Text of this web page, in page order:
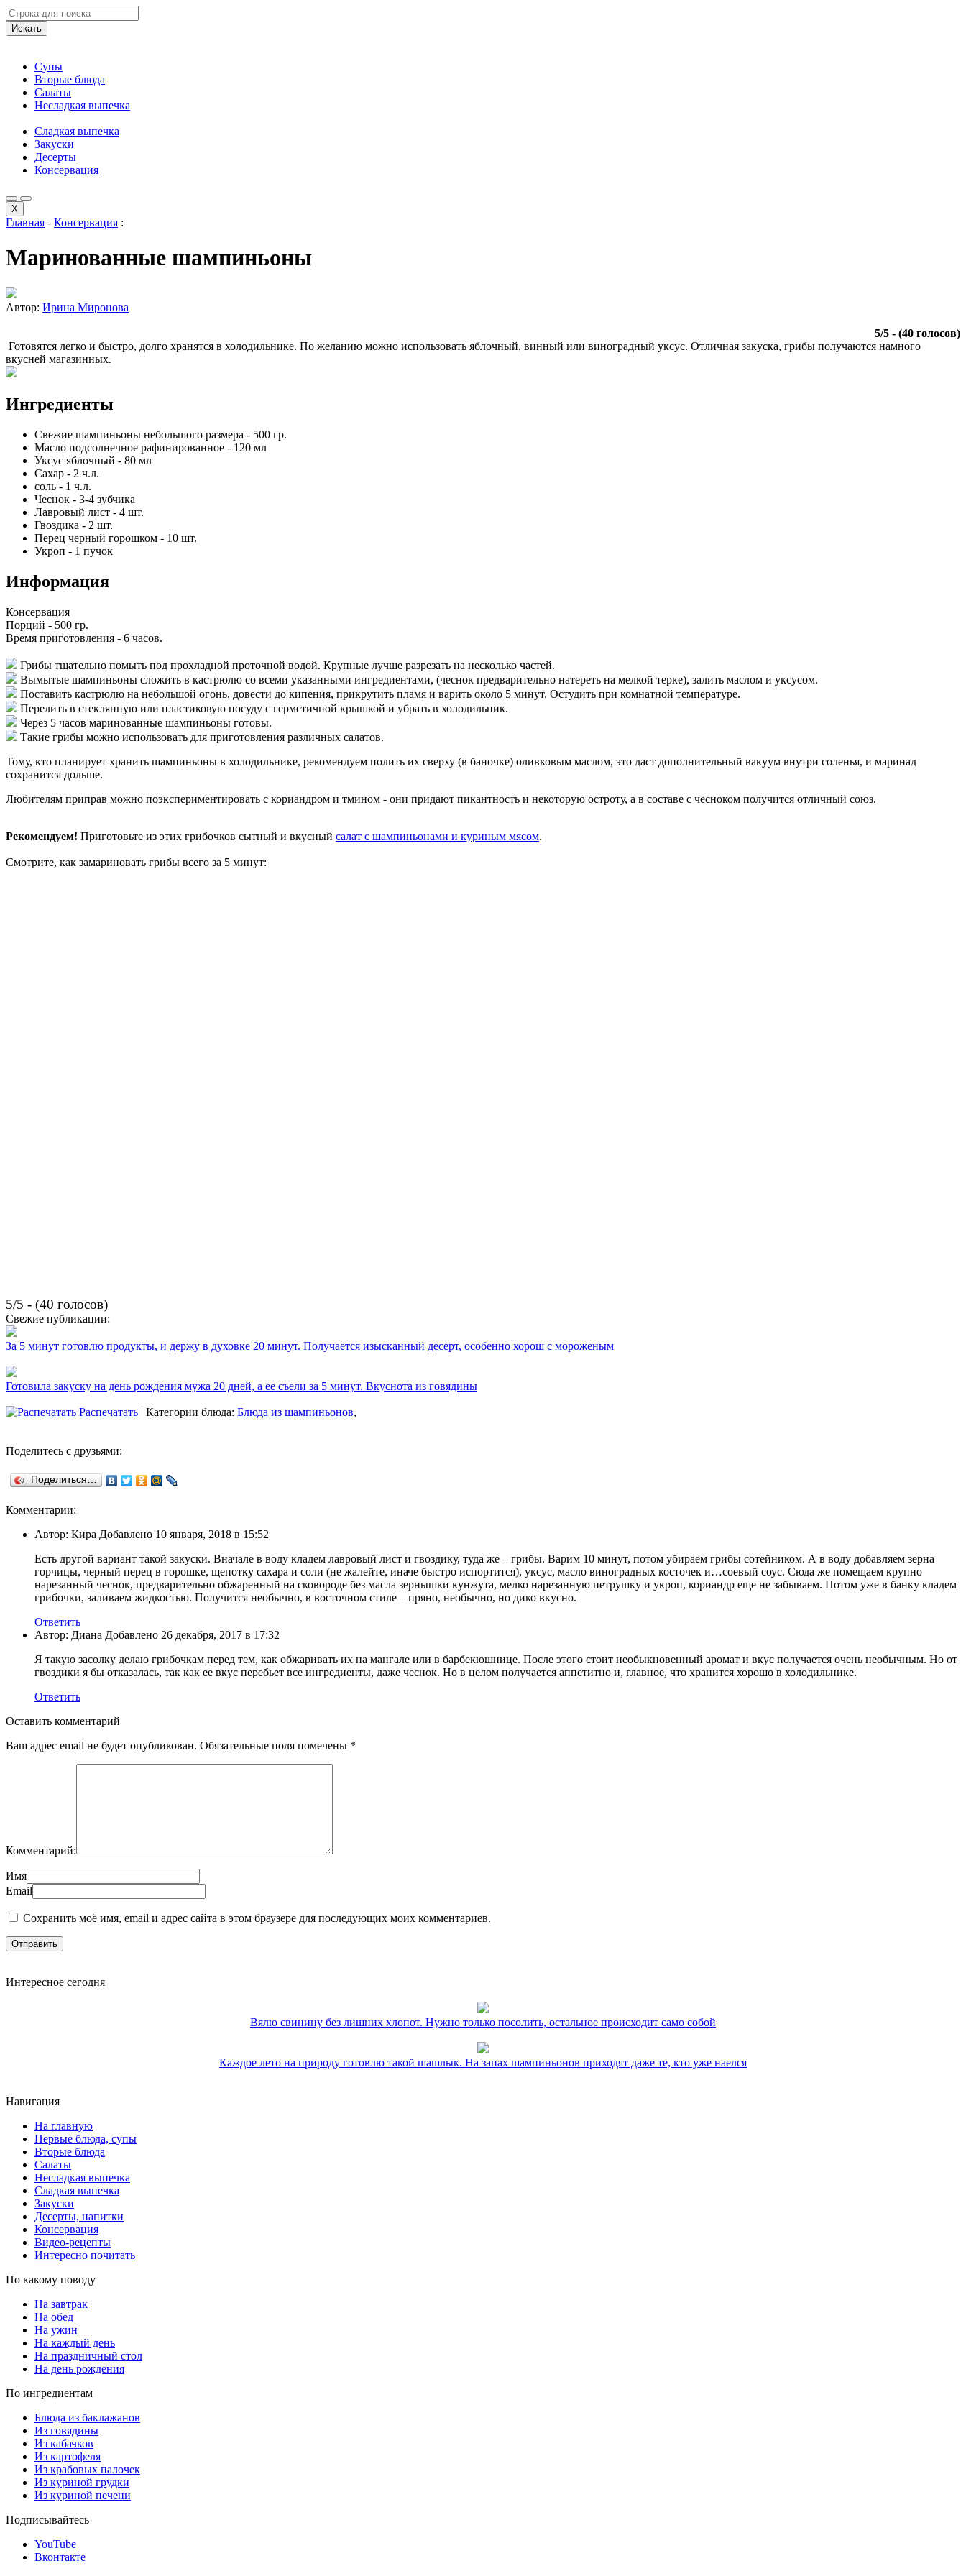
Искать
Супы
Вторые блюда
Салаты
Несладкая выпечка
Сладкая выпечка
Закуски
Десерты
Консервация
X
Главная - Консервация :
Маринованные шампиньоны
Автор: Ирина Миронова
5/5 - (40 голосов)
Готовятся легко и быстро, долго хранятся в холодильнике. По желанию можно использовать яблочный, винный или виноградный уксус. Отличная закуска, грибы получаются намного
вкусней магазинных.
Ингредиенты
Свежие шампиньоны небольшого размера - 500 гр.
Масло подсолнечное рафинированное - 120 мл
Уксус яблочный - 80 мл
Сахар - 2 ч.л.
соль - 1 ч.л.
Чеснок - 3-4 зубчика
Лавровый лист - 4 шт.
Гвоздика - 2 шт.
Перец черный горошком - 10 шт.
Укроп - 1 пучок
Информация
Консервация
Порций - 500 гр.
Время приготовления - 6 часов.
Грибы тщательно помыть под прохладной проточной водой. Крупные лучше разрезать на несколько частей.
Вымытые шампиньоны сложить в кастрюлю со всеми указанными ингредиентами, (чеснок предварительно натереть на мелкой терке), залить маслом и уксусом.
Поставить кастрюлю на небольшой огонь, довести до кипения, прикрутить пламя и варить около 5 минут. Остудить при комнатной температуре.
Перелить в стеклянную или пластиковую посуду с герметичной крышкой и убрать в холодильник.
Через 5 часов маринованные шампиньоны готовы.
Такие грибы можно использовать для приготовления различных салатов.
Тому, кто планирует хранить шампиньоны в холодильнике, рекомендуем полить их сверху (в баночке) оливковым маслом, это даст дополнительный вакуум внутри соленья, и маринад
сохранится дольше.
Любителям приправ можно поэкспериментировать с кориандром и тмином - они придают пикантность и некоторую остроту, а в составе с чесноком получится отличный союз.
Рекомендуем! Приготовьте из этих грибочков сытный и вкусный салат с шампиньонами и куриным мясом.
Смотрите, как замариновать грибы всего за 5 минут:
5/5 - (40 голосов)
Свежие публикации:
За 5 минут готовлю продукты, и держу в духовке 20 минут. Получается изысканный десерт, особенно хорош с мороженым
Готовила закуску на день рождения мужа 20 дней, а ее съели за 5 минут. Вкуснота из говядины
Распечатать | Категории блюда: Блюда из шампиньонов,
Поделитесь с друзьями:
Поделиться…
Комментарии:
Автор: Кира Добавлено 10 января, 2018 в 15:52
Есть другой вариант такой закуски. Вначале в воду кладем лавровый лист и гвоздику, туда же – грибы. Варим 10 минут, потом убираем грибы сотейником. А в воду добавляем зерна
горчицы, черный перец в горошке, щепотку сахара и соли (не жалейте, иначе быстро испортится), уксус, масло виноградных косточек и…соевый соус. Сюда же помещаем крупно
нарезанный чеснок, предварительно обжаренный на сковороде без масла зернышки кунжута, мелко нарезанную петрушку и укроп, кориандр еще не забываем. Потом уже в банку кладем
грибочки, заливаем жидкостью. Получится необычно, в восточном стиле – пряно, необычно, но дико вкусно.
Ответить
Автор: Диана Добавлено 26 декабря, 2017 в 17:32
Я такую засолку делаю грибочкам перед тем, как обжаривать их на мангале или в барбекюшнице. После этого стоит необыкновенный аромат и вкус получается очень необычным. Но от
гвоздики я бы отказалась, так как ее вкус перебьет все ингредиенты, даже чеснок. Но в целом получается аппетитно и, главное, что хранится хорошо в холодильнике.
Ответить
Оставить комментарий
Ваш адрес email не будет опубликован. Обязательные поля помечены *
Комментарий:
Имя
Email
Сохранить моё имя, email и адрес сайта в этом браузере для последующих моих комментариев.
Интересное сегодня
Вялю свинину без лишних хлопот. Нужно только посолить, остальное происходит само собой
Каждое лето на природу готовлю такой шашлык. На запах шампиньонов приходят даже те, кто уже наелся
Навигация
На главную
Первые блюда, супы
Вторые блюда
Салаты
Несладкая выпечка
Сладкая выпечка
Закуски
Десерты, напитки
Консервация
Видео-рецепты
Интересно почитать
По какому поводу
На завтрак
На обед
На ужин
На каждый день
На праздничный стол
На день рождения
По ингредиентам
Блюда из баклажанов
Из говядины
Из кабачков
Из картофеля
Из крабовых палочек
Из куриной грудки
Из куриной печени
Подписывайтесь
YouTube
Вконтакте